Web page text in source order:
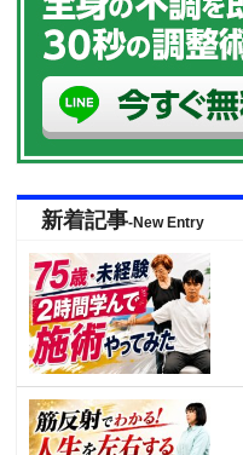
新着記事-New Entry